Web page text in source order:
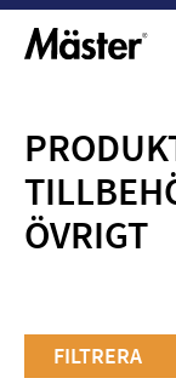
ÖVRIGT
FILTRERA